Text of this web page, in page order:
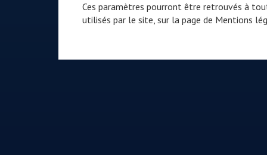
Ces paramètres pourront être retrouvés à
utilisés par le site, sur la page de Mentions